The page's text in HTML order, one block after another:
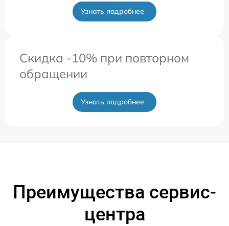
Узнать подробнее
Скидка -10% при повторном
обращении
Узнать подробнее
Преимущества сервис-
центра